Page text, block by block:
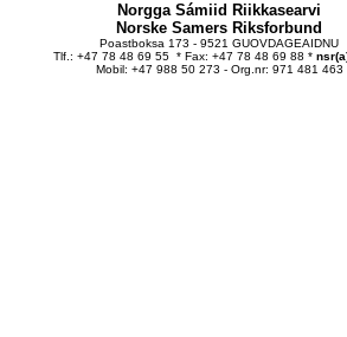
Norgga Sámiid Riikkasearvi
Norske Samers Riksforbund
Poastboksa 173 - 9521 GUOVDAGEAIDNU
Tlf.: +47 78 48 69 55 * Fax: +47 78 48 69 88 *
Mobil: +47 988 50 273 - Org.nr: 971 481 463